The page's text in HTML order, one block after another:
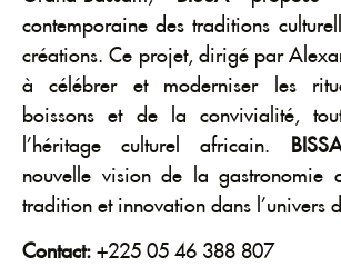
contemporaine des traditions
créations. Ce projet, dirigé par
à célébrer et moderniser les
boissons et de la convivialité,
l’héritage culturel africain. BISSA
nouvelle vision de la gastronomie
tradition et innovation dans l’univers
Contact: +225 05 46 388 807